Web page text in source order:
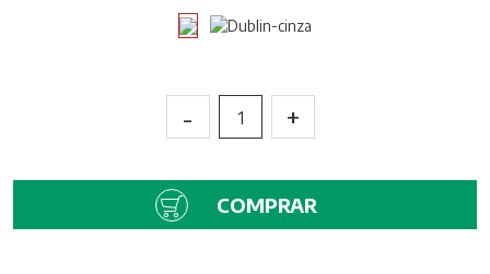
- 1 +
COMPRAR